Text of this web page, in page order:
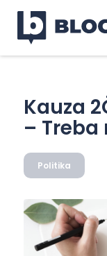
Kauza
–
Politika